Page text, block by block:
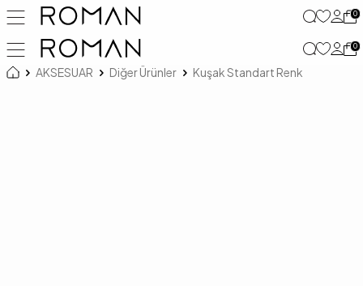
0
0
AKSESUAR Diğer Ürünler Kuşak Standart Renk